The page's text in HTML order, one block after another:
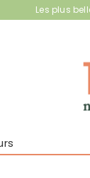
Les plus